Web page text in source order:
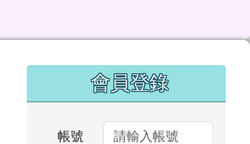
右邊區域內容
會員登錄
帳號